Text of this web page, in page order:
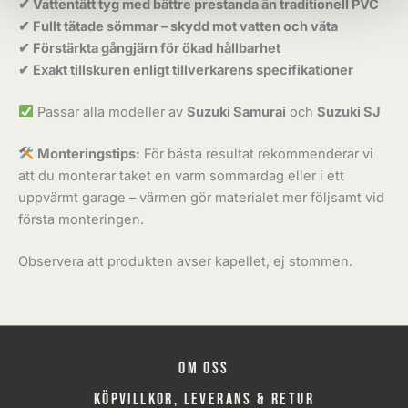
✔ Vattentätt tyg med bättre prestanda än traditionell PVC
✔ Fullt tätade sömmar – skydd mot vatten och väta
✔ Förstärkta gångjärn för ökad hållbarhet
✔ Exakt tillskuren enligt tillverkarens specifikationer
Passar alla modeller av Suzuki Samurai och Suzuki SJ
Monteringstips: För bästa resultat rekommenderar vi
att du monterar taket en varm sommardag eller i ett
uppvärmt garage – värmen gör materialet mer följsamt vid
första monteringen.
Observera att produkten avser kapellet, ej stommen.
Om oss
Köpvillkor, leverans & retur